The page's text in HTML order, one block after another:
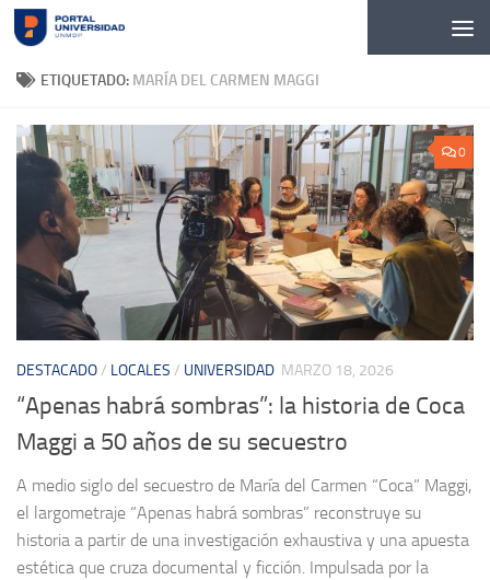
Skip to content
ETIQUETADO: MARÍA DEL CARMEN MAGGI
0
DESTACADO/ LOCALES / UNIVERSIDAD MARZO 18, 2026
“Apenas habrá sombras”: la historia de Coca
Maggi a 50 años de su secuestro
A medio siglo del secuestro de María del Carmen “Coca” Maggi,
el largometraje “Apenas habrá sombras” reconstruye su
historia a partir de una investigación exhaustiva y una apuesta
estética que cruza documental y ficción. Impulsada por la